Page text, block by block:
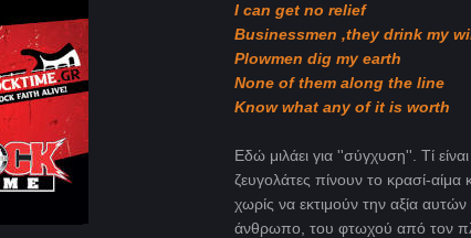
I can get no relief
Businessmen ,they drink my
Plowmen dig my earth
None of them along the line
Know what any of it is worth
Εδώ μιλάει για ''σύγχυση''. Τί
ζευγολάτες πίνουν το κρασί-αίμα
χωρίς να εκτιμούν την αξία
άνθρωπο, του φτωχού από τον